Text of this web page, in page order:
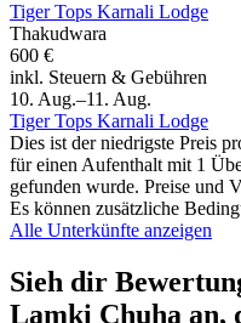
Tiger Tops Karnali Lodge
Thakudwara
600 €
inkl. Steuern & Gebühren
10. Aug.–11. Aug.
Tiger Tops Karnali Lodge
Dies ist der niedrigste Preis
für einen Aufenthalt mit 1
gefunden wurde. Preise und
Es können zusätzliche
Alle Unterkünfte anzeigen
Sieh dir
Lamki Chuha an,